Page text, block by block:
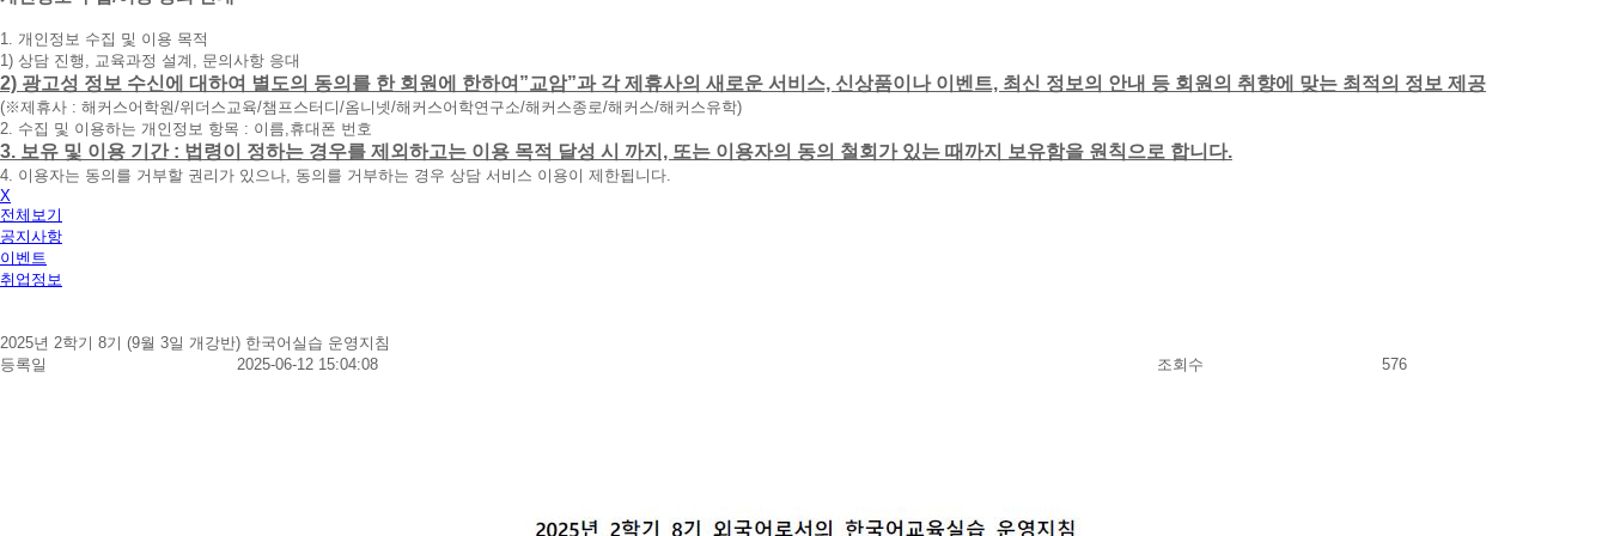
휴
대
폰
번
호
를
입
력
하
시
면
빠
간
내
1. 개인정보 수집 및 이용 목적
1) 상담 진행, 교육과정 설계, 문의사항 응대
2) 광고성 정보 수신에 대하여 별도의 동의를 한 회원에 한하여”교암”과 각 제휴사의 새로운 서비스, 신상품이나 이벤트, 최신 정보의 안내 등 회원의 취향에 맞는 최적의 정보 제공
(※제휴사 : 해커스어학원/위더스교육/챔프스터디/옴니넷/해커스어학연구소/해커스종로/해커스/해커스유학)
2. 수집 및 이용하는 개인정보 항목 : 이름,휴대폰 번호
3. 보유 및 이용 기간 : 법령이 정하는 경우를 제외하고는 이용 목적 달성 시 까지, 또는 이용자의 동의 철회가 있는 때까지 보유함을 원칙으로 합니다.
4. 이용자는 동의를 거부할 권리가 있으나, 동의를 거부하는 경우 상담 서비스 이용이 제한됩니다.
X
전체보기
공지사항
이벤트
취업정보
2025년 2학기 8기 (9월 3일 개강반) 한국어실습 운영지침
등록일
2025-06-12 15:04:08 조회수 576